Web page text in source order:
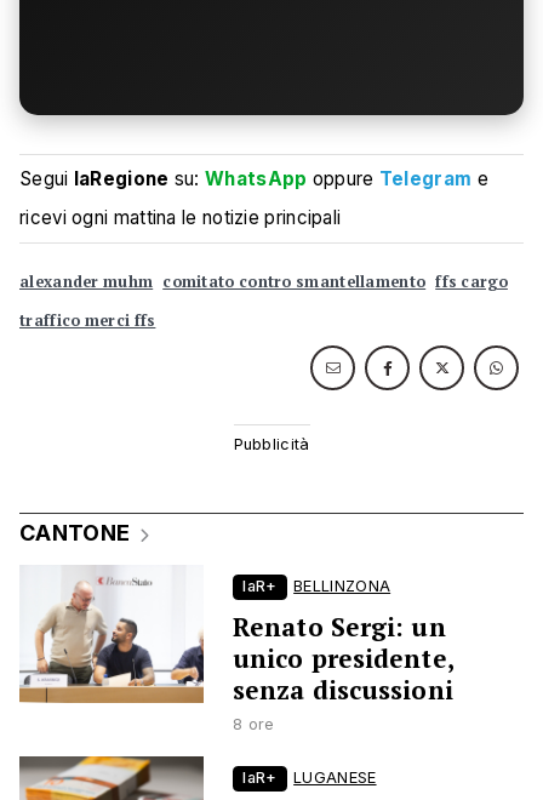
Segui laRegione su:WhatsApp oppure Telegram e
ricevi ogni mattina le notizie principali
alexander muhm comitato contro smantellamento ffs cargo
traffico merci ffs
CANTONE
laR+ BELLINZONA
Renato Sergi: un
unico presidente,
senza discussioni
8 ore
laR+ LUGANESE